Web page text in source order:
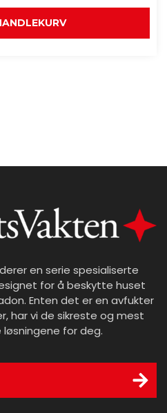
en serie spesialiserte
for å beskytte huset
Enten det er en avfukter
har vi de sikreste og mest
for deg.